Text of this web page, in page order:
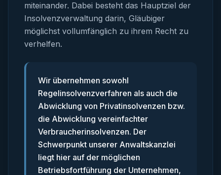
miteinander. Dabei besteht das Hauptziel der
Insolvenzverwaltung darin, Gläubiger
möglichst vollumfänglich zu ihrem Recht zu
verhelfen.
Wir übernehmen sowohl
Regelinsolvenzverfahren als auch die
Abwicklung von Privatinsolvenzen bzw.
die Abwicklung vereinfachter
Verbraucherinsolvenzen. Der
Schwerpunkt unserer Anwaltskanzlei
liegt hier auf der möglichen
Betriebsfortführung der Unternehmen,